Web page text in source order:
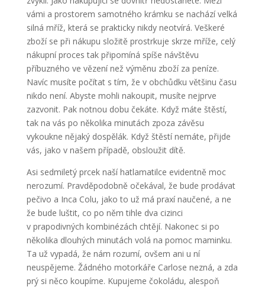
vámi a prostorem samotného krámku se nachází velká
silná mříž, která se prakticky nikdy neotvírá. Veškeré
zboží se při nákupu složitě prostrkuje skrze mříže, celý
nákupní proces tak připomíná spíše návštěvu
příbuzného ve vězení než výměnu zboží za peníze.
Navíc musíte počítat s tím, že v obchůdku většinu času
nikdo není. Abyste mohli nakoupit, musíte nejprve
zazvonit. Pak notnou dobu čekáte. Když máte štěstí,
tak na vás po několika minutách zpoza závěsu
vykoukne nějaký dospělák. Když štěstí nemáte, přijde
vás, jako v našem případě, obsloužit dítě.
Asi sedmiletý prcek naší hatlamatilce evidentně moc
nerozumí. Pravděpodobně očekával, že bude prodávat
pečivo a Inca Colu, jako to už má praxí naučené, a ne
že bude luštit, co po něm tihle dva cizinci
v prapodivných kombinézách chtějí. Nakonec si po
několika dlouhých minutách volá na pomoc maminku.
Ta už vypadá, že nám rozumí, ovšem ani u ní
neuspějeme. Žádného motorkáře Carlose nezná, a zda
prý si něco koupíme. Kupujeme čokoládu, alespoň